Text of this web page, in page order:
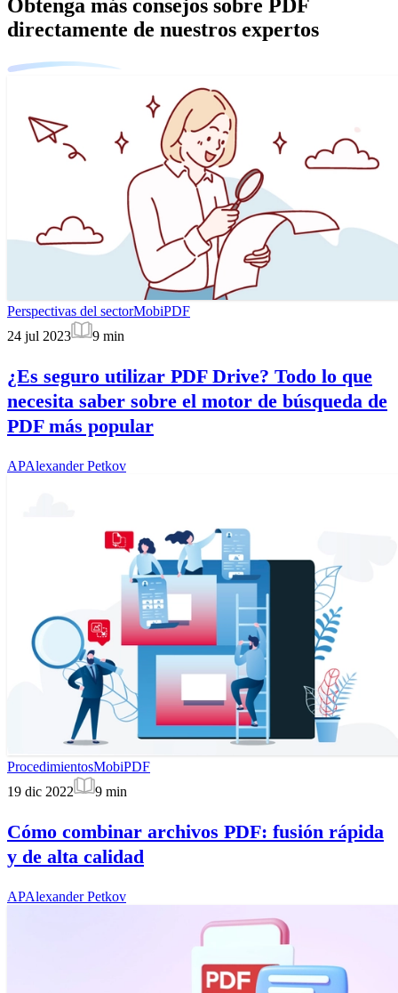
Obtenga más consejos sobre PDF
directamente de nuestros expertos
Perspectivas del sectorMobiPDF
24 jul 2023
9 min
¿Es seguro utilizar PDF Drive? Todo lo que
necesita saber sobre el motor de búsqueda de
PDF más popular
APAlexander Petkov
ProcedimientosMobiPDF
19 dic 2022
9 min
Cómo combinar archivos PDF: fusión rápida
y de alta calidad
APAlexander Petkov